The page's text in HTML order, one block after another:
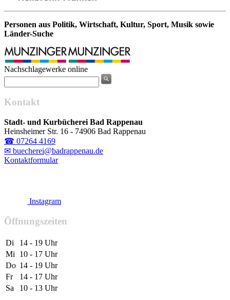
Personen aus Politik, Wirtschaft, Kultur, Sport, Musik sowie
Länder-Suche
Nachschlagewerke online
Kontakt
Stadt- und Kurbücherei Bad Rappenau
Heinsheimer Str. 16 - 74906 Bad Rappenau
☎ 07264 4169
✉ buecherei@badrappenau.de
Kontaktformular
Instagram
Öffnungszeiten
Di
14 - 19 Uhr
Mi
10 - 17 Uhr
Do 14 - 19 Uhr
Fr
14 - 17 Uhr
Sa
10 - 13 Uhr